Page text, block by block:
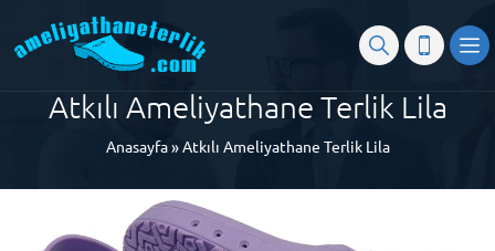
Atkılı Ameliyathane Terlik Lila
Anasayfa»Atkılı Ameliyathane Terlik Lila